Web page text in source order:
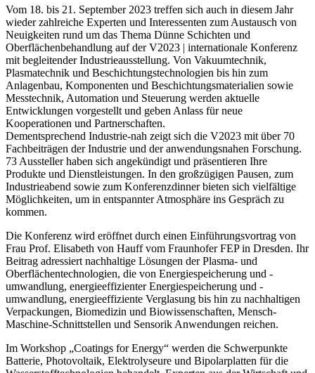
Vom 18. bis 21. September 2023 treffen sich auch in diesem Jahr
wieder zahlreiche Experten und Interessenten zum Austausch von
Neuigkeiten rund um das Thema Dünne Schichten und
Oberflächenbehandlung auf der V2023 | internationale Konferenz
mit begleitender Industrieausstellung. Von Vakuumtechnik,
Plasmatechnik und Beschichtungstechnologien bis hin zum
Anlagenbau, Komponenten und Beschichtungsmaterialien sowie
Messtechnik, Automation und Steuerung werden aktuelle
Entwicklungen vorgestellt und geben Anlass für neue
Kooperationen und Partnerschaften.
Dementsprechend Industrie-nah zeigt sich die V2023 mit über 70
Fachbeiträgen der Industrie und der anwendungsnahen Forschung.
73 Aussteller haben sich angekündigt und präsentieren Ihre
Produkte und Dienstleistungen. In den großzügigen Pausen, zum
Industrieabend sowie zum Konferenzdinner bieten sich vielfältige
Möglichkeiten, um in entspannter Atmosphäre ins Gespräch zu
kommen.
Die Konferenz wird eröffnet durch einen Einführungsvortrag von
Frau Prof. Elisabeth von Hauff vom Fraunhofer FEP in Dresden. Ihr
Beitrag adressiert nachhaltige Lösungen der Plasma- und
Oberflächentechnologien, die von Energiespeicherung und -
umwandlung, energieeffizienter Energiespeicherung und -
umwandlung, energieeffiziente Verglasung bis hin zu nachhaltigen
Verpackungen, Biomedizin und Biowissenschaften, Mensch-
Maschine-Schnittstellen und Sensorik Anwendungen reichen.
Im Workshop „Coatings for Energy“ werden die Schwerpunkte
Batterie, Photovoltaik, Elektrolyseure und Bipolarplatten für die